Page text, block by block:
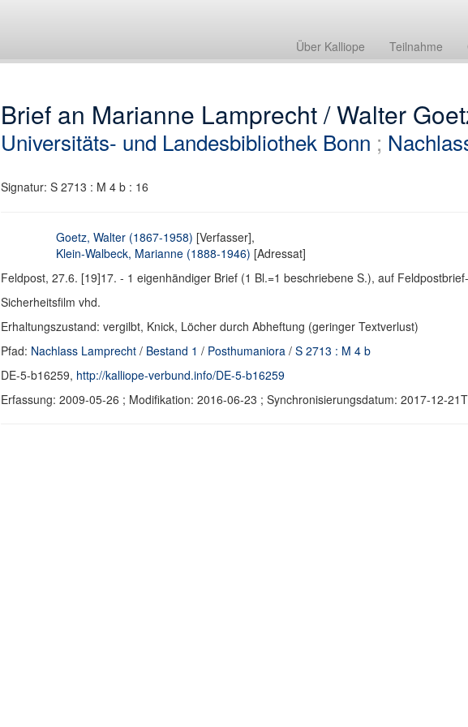
Über Kalliope Teilnahme
Brief an Marianne Lamprecht / Walter
Universitäts- und Landesbibliothek Bonn ;
Signatur: S 2713 : M 4 b : 16
Goetz, Walter (1867-1958) [Verfasser],
Klein-Walbeck, Marianne (1888-1946) [Adressat]
Feldpost, 27.6. [19]17. - 1 eigenhändiger Brief (1 Bl.=1 beschriebene S.), auf
Sicherheitsfilm vhd.
Erhaltungszustand: vergilbt, Knick, Löcher durch Abheftung (geringer Textverlust)
Pfad: Nachlass Lamprecht/ Bestand 1 / Posthumaniora/ S 2713 : M 4 b
DE-5-b16259, http://kalliope-verbund.info/DE-5-b16259
Erfassung: 2009-05-26 ; Modifikation: 2016-06-23 ; Synchronisierungsdatum: 2017-12-